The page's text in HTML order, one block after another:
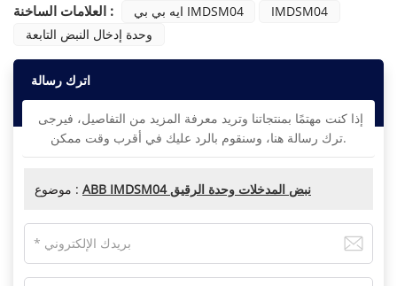
العلامات الساخنة : ايه بي بي IMDSM04
IMDSM04
وحدة إدخال النبض التابعة
اترك رسالة
ترك رسالة هنا، وسنقوم بالرد عليك في أقرب وقت ممكن.
موضوع : ABB IMDSM04 نبض المدخلات وحدة الرقيق